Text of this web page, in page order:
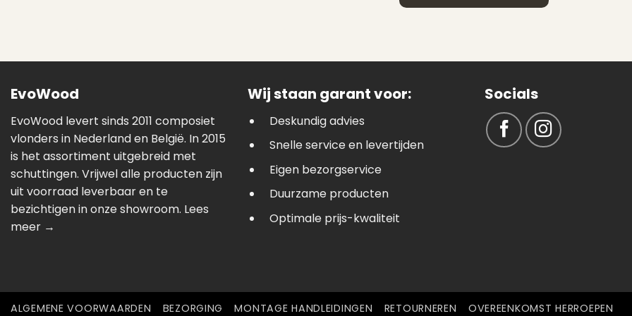
Kortom zeker een
EvoWood
EvoWood levert sinds 2011 composiet
vlonders in Nederland en België. In 2015
is het assortiment uitgebreid met
schuttingen. Vrijwel alle producten zijn
uit voorraad leverbaar en te
bezichtigen in onze showroom. Lees
meer →
Wij staan garant voor:
Deskundig advies
Snelle service en levertijden
Eigen bezorgservice
Duurzame producten
Optimale prijs-kwaliteit
Socials
ALGEMENE VOORWAARDEN BEZORGING MONTAGE HANDLEIDINGEN RETOURNEREN OVEREENKOMST HERROEPEN